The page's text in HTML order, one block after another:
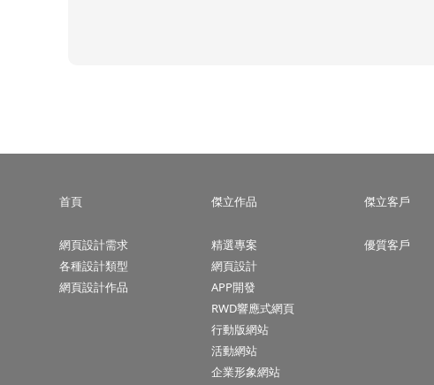
首頁
網頁設計需求
各種設計類型
網頁設計作品
傑立作品
精選專案
網頁設計
APP開發
RWD響應式網頁
行動版網站
活動網站
企業形象網站
傑立客戶
優質客戶